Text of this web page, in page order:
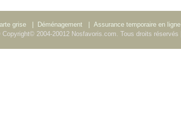
grise Déménagement Assurance temporaire en ligne
2004-20012 Nosfavoris.com. Tous droits réservés |